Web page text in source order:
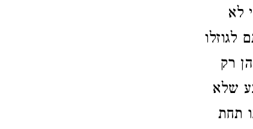
לא
לגוזלו
רק
שלא
תחת